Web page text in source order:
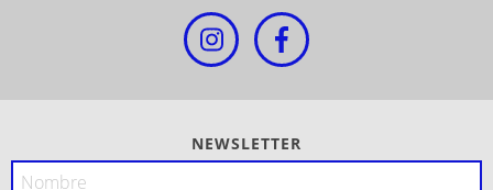
NEWSLETTER